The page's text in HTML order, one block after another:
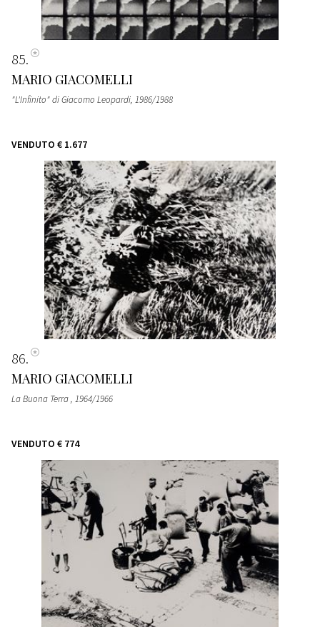
85
MARIO GIACOMELLI
"L'Infinito" di Giacomo Leopardi, 1986/1988
VENDUTO € 1.677
86
MARIO GIACOMELLI
La Buona Terra, 1964/1966
VENDUTO € 774